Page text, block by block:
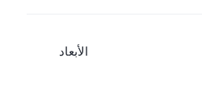
الأبعاد